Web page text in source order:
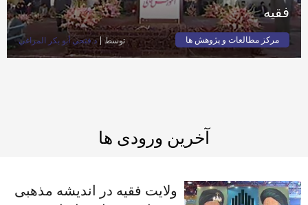
فقیه
مرکز مطالعات و پژوهش ها توسط د.فتحي أبو بكر المراغي
آخرین ورودی ها
ولایت فقیه در اندیشه مذهبی